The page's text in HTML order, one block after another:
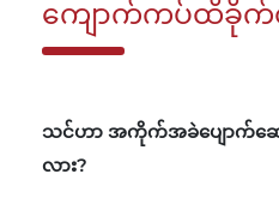
ကျောက်ကပ်ထိခို
သင်ဟာ အကိုက်အခဲပျောက်ဆ
လား?